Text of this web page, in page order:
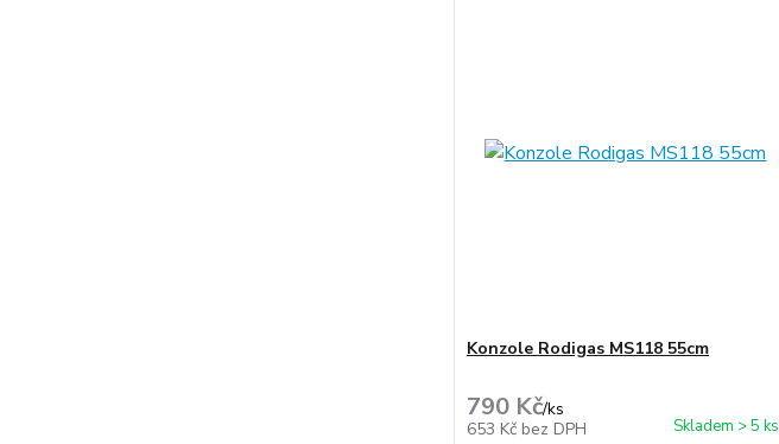
Konzole Rodigas MS118 55cm
790 Kč/ks
653 Kč bez DPH Skladem > 5 ks